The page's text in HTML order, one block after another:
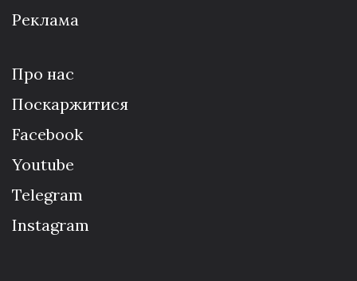
Реклама
Про нас
Поскаржитися
Facebook
Youtube
Telegram
Instagram